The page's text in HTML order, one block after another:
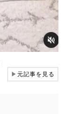
▶元記事を見る